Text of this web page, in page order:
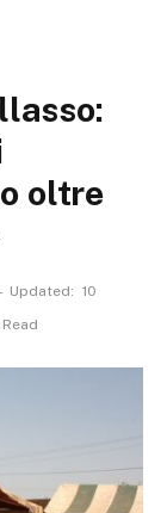
oltre
Updated: 10